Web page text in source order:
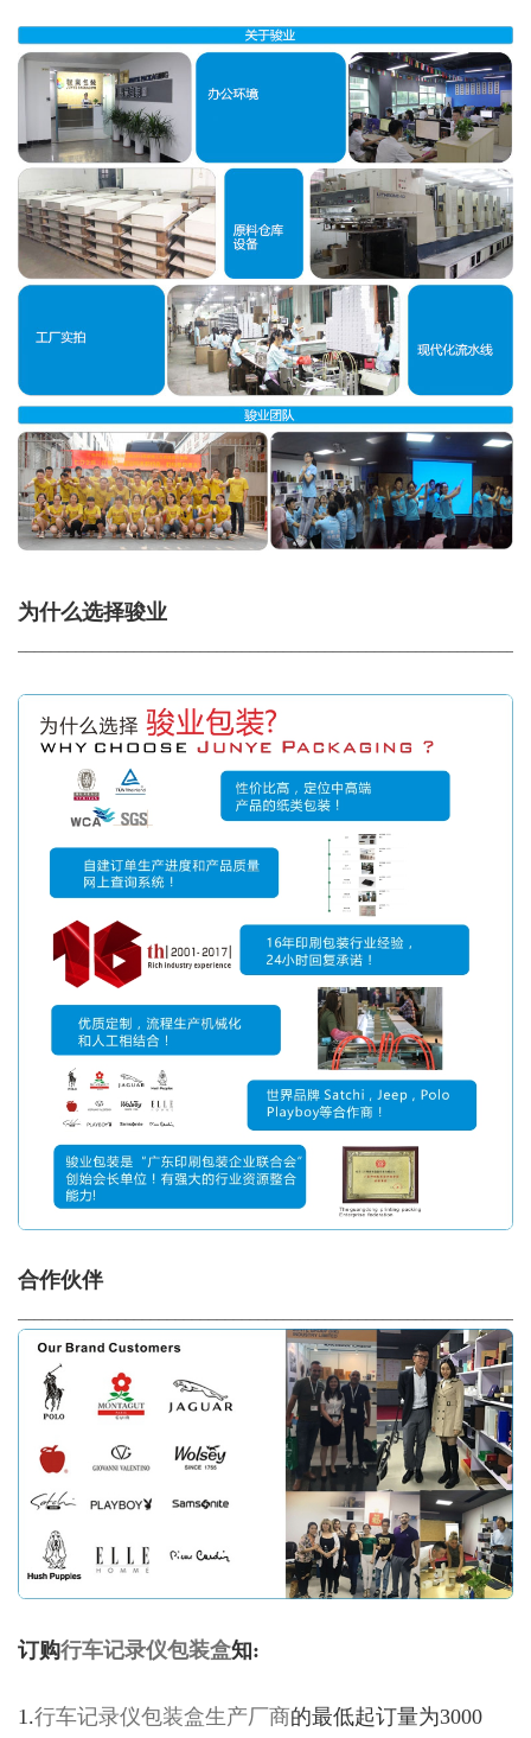
为什么选择骏业
合作伙伴
订购行车记录仪包装盒知:
1.行车记录仪包装盒生产厂商的最低起订量为3000